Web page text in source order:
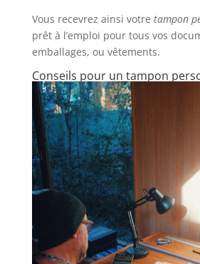
Vous recevrez ainsi votre tampon
prêt à l’emploi pour tous vos
emballages, ou vêtements.
Conseils pour un tampon